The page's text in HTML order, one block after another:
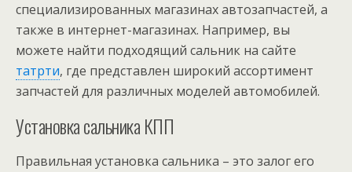
специализированных магазинах автозапчастей, а
также в интернет-магазинах. Например, вы
можете найти подходящий сальник на сайте
татрти, где представлен широкий ассортимент
запчастей для различных моделей автомобилей.
Установка сальника КПП
Правильная установка сальника – это залог его